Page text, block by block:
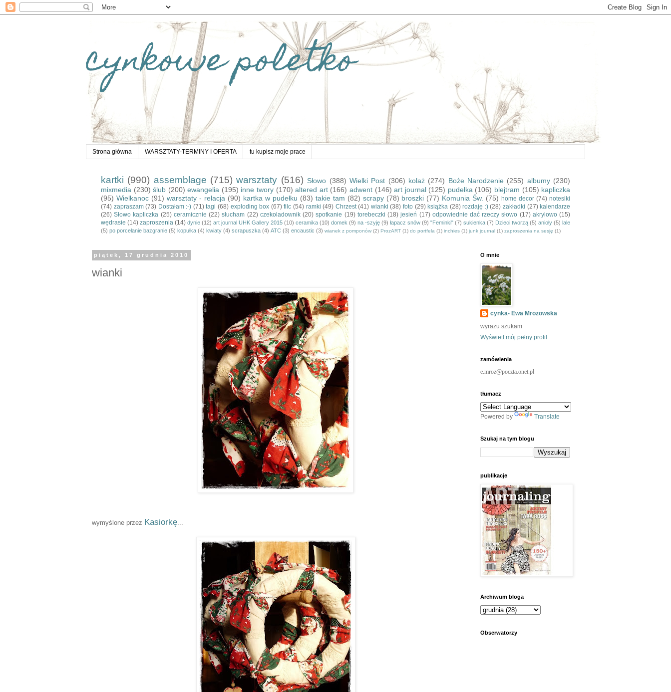
cynkowe poletko
Strona główna WARSZTATY-TERMINY I OFERTA tu kupisz moje prace
kartki (990) assemblage (715) warsztaty (516) Słowo (388) Wielki Post (306) kolaż (274) Boże Narodzenie (255) albumy (230)
mixmedia (230) ślub (200) ewangelia (195) inne twory (170) altered art (166) adwent (146) art journal (125) pudełka (106) blejtram (105) kapliczka
(95) Wielkanoc (91) warsztaty - relacja (90) kartka w pudełku (83) takie tam (82) scrapy (78) broszki (77) Komunia Św. (75) home decor (74) notesiki
(74) zapraszam (73) Dostałam :-) (71) tagi (68) exploding box (67) filc (54) ramki (49) Chrzest (41) wianki (38) foto (29) książka (28) rozdaję :) (28) zakładki (27) kalendarze
(26) Słowo kapliczka (25) ceramicznie (22) słucham (22) czekoladownik (20) spotkanie (19) torebeczki (18) jesień (17) odpowiednie dać rzeczy słowo (17) akrylowo (15)
wędrasie (14) zaproszenia (14) dynie (12) art journal UHK Gallery 2015 (10) ceramika (10) domek (9) na -szyję (9) łapacz snów (9) "Feminki" (7) sukienka (7) Dzieci tworzą (5) anioły (5) lale
(5) po porcelanie bazgranie (5) kopułka (4) kwiaty (4) scrapuszka (4) ATC (3) encaustic (3) wianek z pomponów (2) ProzART (1) do portfela (1) inchies (1) junk journal (1) zaproszenia na sesję (1)
piątek, 17 grudnia 2010
wianki
wymyślone przez Kasiorkę...
O mnie
cynka- Ewa Mrozowska
wyrazu szukam
Wyświetl mój pełny profil
zamówienia
e.mroz@poczta.onet.pl
tłumacz
Powered by Translate
Szukaj na tym blogu
publikacje
Archiwum bloga
Obserwatorzy